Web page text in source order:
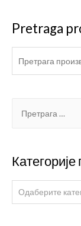
Pretraga
Одаберите